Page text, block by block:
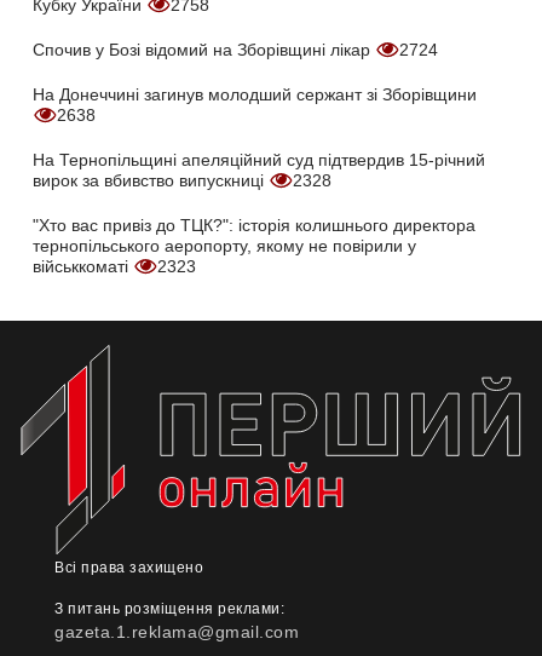
Кубку України
2758
Спочив у Бозі відомий на Зборівщині лікар 2724
На Донеччині загинув молодший сержант зі Зборівщини
2638
На Тернопільщині апеляційний суд підтвердив 15-річний
вирок за вбивство випускниці
2328
"Хто вас привіз до ТЦК?": історія колишнього директора
тернопільського аеропорту, якому не повірили у
військкоматі
2323
Всі права захищено
З питань розміщення реклами:
gazeta.1.reklama@gmail.com